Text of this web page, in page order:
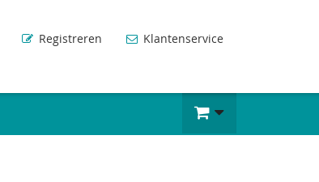
Registreren Klantenservice